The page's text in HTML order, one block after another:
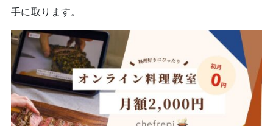
手に取ります。